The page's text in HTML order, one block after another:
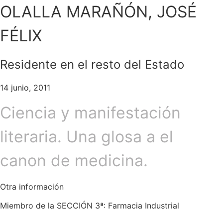
OLALLA MARAÑÓN, JOSÉ
FÉLIX
Residente en el resto del Estado
14 junio, 2011
Ciencia y manifestación
literaria. Una glosa a el
canon de medicina.
Otra información
Miembro de la SECCIÓN 3ª: Farmacia Industrial